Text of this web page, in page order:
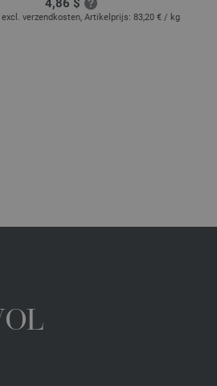
excl. verzendkosten, Artikelprijs: 83,20 € / kg